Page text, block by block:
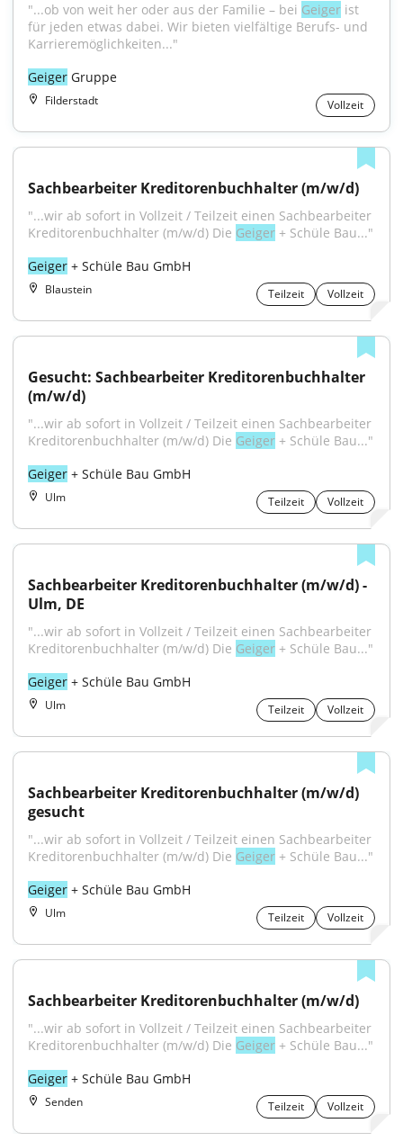
"...ob von weit her oder aus der Familie – bei Geiger ist
für jeden etwas dabei. Wir bieten vielfältige Berufs- und
Karrieremöglichkeiten..."
Geiger Gruppe
Filderstadt Vollzeit
Sachbearbeiter Kreditorenbuchhalter (m/w/d)
"...wir ab sofort in Vollzeit / Teilzeit einen Sachbearbeiter
Kreditorenbuchhalter (m/w/d) Die Geiger + Schüle Bau..."
Geiger + Schüle Bau GmbH
Blaustein Teilzeit Vollzeit
Gesucht: Sachbearbeiter Kreditorenbuchhalter
(m/w/d)
"...wir ab sofort in Vollzeit / Teilzeit einen Sachbearbeiter
Kreditorenbuchhalter (m/w/d) Die Geiger + Schüle Bau..."
Geiger + Schüle Bau GmbH
Ulm Teilzeit Vollzeit
Sachbearbeiter Kreditorenbuchhalter (m/w/d) -
Ulm, DE
"...wir ab sofort in Vollzeit / Teilzeit einen Sachbearbeiter
Kreditorenbuchhalter (m/w/d) Die Geiger + Schüle Bau..."
Geiger + Schüle Bau GmbH
Ulm Teilzeit Vollzeit
Sachbearbeiter Kreditorenbuchhalter (m/w/d)
gesucht
"...wir ab sofort in Vollzeit / Teilzeit einen Sachbearbeiter
Kreditorenbuchhalter (m/w/d) Die Geiger + Schüle Bau..."
Geiger + Schüle Bau GmbH
Ulm Teilzeit Vollzeit
Sachbearbeiter Kreditorenbuchhalter (m/w/d)
"...wir ab sofort in Vollzeit / Teilzeit einen Sachbearbeiter
Kreditorenbuchhalter (m/w/d) Die Geiger + Schüle Bau..."
Geiger + Schüle Bau GmbH
Senden Teilzeit Vollzeit